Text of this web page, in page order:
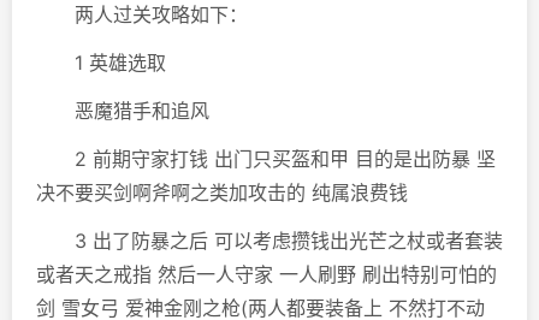
两人过关攻略如下：
1 英雄选取
恶魔猎手和追风
2 前期守家打钱 出门只买盔和甲 目的是出防暴 坚
决不要买剑啊斧啊之类加攻击的 纯属浪费钱
3 出了防暴之后 可以考虑攒钱出光芒之杖或者套装
或者天之戒指 然后一人守家 一人刷野 刷出特别可怕的
剑 雪女弓 爱神金刚之枪(两人都要装备上 不然打不动